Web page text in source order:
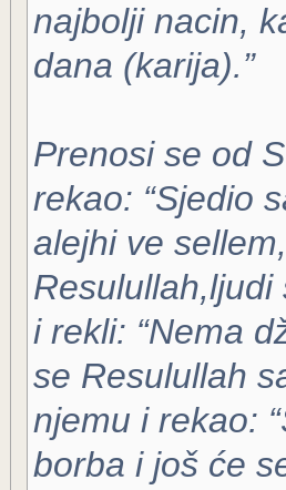
najbolji nacin,
dana (karija).”
Prenosi se od
rekao: “Sjedio
alejhi ve
i rekli: “Nema
se Resulullah
njemu i rekao:
borba i još će